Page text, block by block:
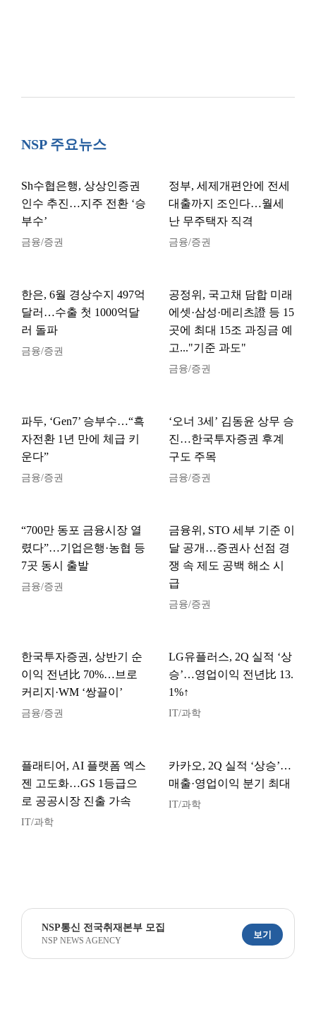
NSP 주요뉴스
Sh수협은행, 상상인증권
인수 추진…지주 전환 ‘승
부수’
금융/증권
정부, 세제개편안에 전세
대출까지 조인다…월세
난 무주택자 직격
금융/증권
한은, 6월 경상수지 497억
달러…수출 첫 1000억달
러 돌파
금융/증권
공정위, 국고채 담합 미래
에셋·삼성·메리츠證 등 15
곳에 최대 15조 과징금 예
고..."기준 과도"
금융/증권
파두, ‘Gen7’ 승부수…“흑
자전환 1년 만에 체급 키
운다”
금융/증권
‘오너 3세’ 김동윤 상무 승
진…한국투자증권 후계
구도 주목
금융/증권
“700만 동포 금융시장 열
렸다”…기업은행·농협 등
7곳 동시 출발
금융/증권
금융위, STO 세부 기준 이
달 공개…증권사 선점 경
쟁 속 제도 공백 해소 시
급
금융/증권
한국투자증권, 상반기 순
이익 전년比 70%…브로
커리지·WM ‘쌍끌이’
금융/증권
LG유플러스, 2Q 실적 ‘상
승’…영업이익 전년比 13.
1%↑
IT/과학
플래티어, AI 플랫폼 엑스
젠 고도화…GS 1등급으
로 공공시장 진출 가속
IT/과학
카카오, 2Q 실적 ‘상승’…
매출·영업이익 분기 최대
IT/과학
NSP통신 전국취재본부 모집
NSP NEWS AGENCY
보기